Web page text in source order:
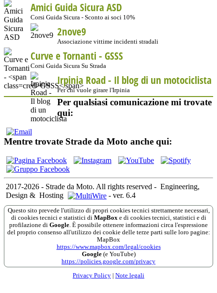
Amici Guida Sicura ASD
Corsi Guida Sicura - Sconto ai soci 10%
2nove9
Associazione vittime incidenti stradali
Curve e Tornanti - GSSS
Corsi Guida Sicura Su Strada
Irpinia Road - Il blog di un motociclista
Per chi vuole girare l'Irpinia
Per qualsiasi comunicazione mi trovate
qui:
Mentre trovate Strade da Moto anche qui:
2017-2026 - Strade da Moto. All rights reserved - Engineering,
Design & Hosting - ver. 6.4
Questo sito prevede l'utilizzo di propri cookies tecnici strettamente necessari,
di cookies tecnici e statistici di MapBoxe di cookies tecnici, statistici e di
profilazione di Google. È possibile ottenere informazioni circa l'espressione
del proprio consenso all'utilizzo dei cookie delle terze parti sulle loro pagine:
MapBox
https://www.mapbox.com/legal/cookies
Google(e YouTube)
https://policies.google.com/privacy
Privacy Policy Note legali